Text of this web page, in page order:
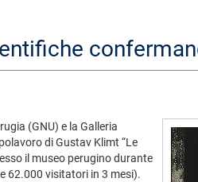
(GNU) e la Galleria
di Gustav Klimt “Le
il museo perugino durante
62.000 visitatori in 3 mesi).